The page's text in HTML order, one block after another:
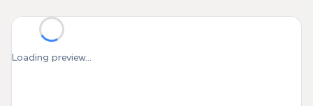
Loading preview...